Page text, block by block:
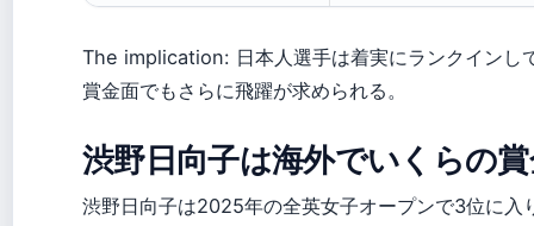
The implication: 日本人選手は着実にランクインし
賞金面でもさらに飛躍が求められる。
渋野日向子は海外でいくらの
渋野日向子は2025年の全英女子オープンで3位に